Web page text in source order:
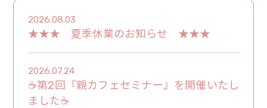
2026.08.03
★★★ 夏季休業のお知らせ ★★★
2026.07.24
☕第2回『親カフェセミナー』を開催いたし
ました☕